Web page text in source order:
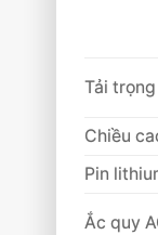
Tải trọng
Chiều
Pin
Ắc quy